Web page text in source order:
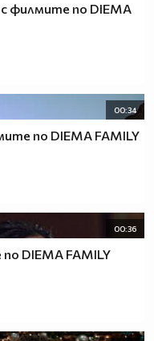
филмите по DIEMA
00:34
по DIEMA FAMILY
00:36
DIEMA FAMILY